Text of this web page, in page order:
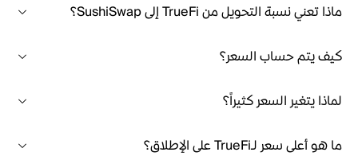
ماذا تعني نسبة التحويل من TrueFi إلى SushiSwap؟
كيف يتم حساب السعر؟
لماذا يتغير السعر كثيراً؟
ما هو أعلى سعر لـTrueFi على الإطلاق؟